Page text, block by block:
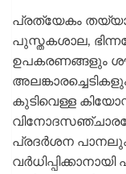
പ്രത്യേകം
പുസ്തകശാല,
ഉപകരണങ്ങളും
കുടിവെള്ള
പ്രദർശന